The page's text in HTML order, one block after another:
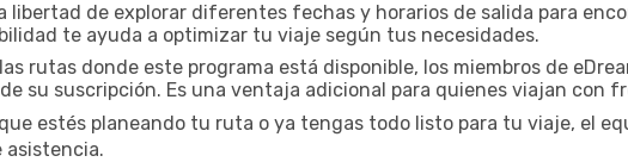
libertad de explorar diferentes fechas y horarios de salida para
te ayuda a optimizar tu viaje según tus necesidades.
rutas donde este programa está disponible, los miembros de
su suscripción. Es una ventaja adicional para quienes viajan con
estés planeando tu ruta o ya tengas todo listo para tu viaje, el
asistencia.